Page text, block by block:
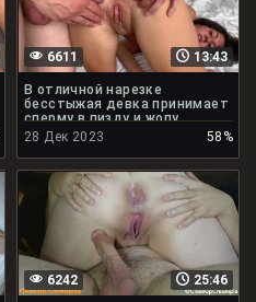
13:43
6611
В отличной нарезке
бесстыжая девка принимает
сперму в пизду и жопу
28 Дек 2023
58%
25:46
6242